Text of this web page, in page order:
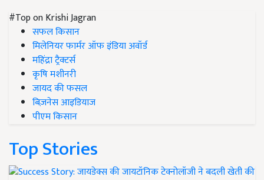
#Top on Krishi Jagran
सफल किसान
मिलेनियर फार्मर ऑफ इंडिया अवॉर्ड
महिंद्रा ट्रैक्टर्स
कृषि मशीनरी
जायद की फसल
बिज़नेस आइडियाज
पीएम किसान
Top Stories